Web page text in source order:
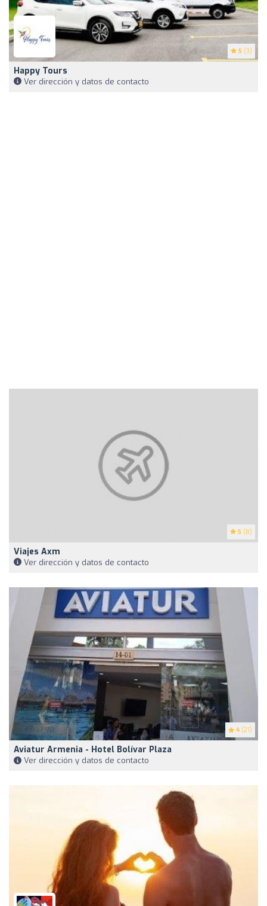
5 (3)
Happy Tours
Ver dirección y datos de contacto
5 (8)
Viajes Axm
Ver dirección y datos de contacto
4 (21)
Aviatur Armenia - Hotel Bolívar Plaza
Ver dirección y datos de contacto